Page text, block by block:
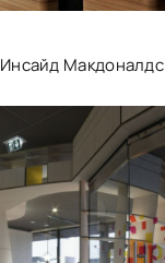
Инсайд Макдоналдс